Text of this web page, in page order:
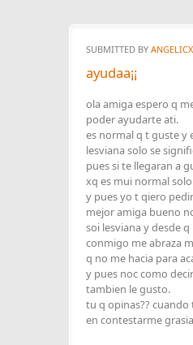
SUBMITTED BY ANGELICX
ayudaa¡¡
ola amiga espero q
poder ayudarte ati.
es normal q t guste y
lesviana solo se
pues si te llegaran a
xq es mui normal
y pues yo t qiero
mejor amiga bueno
soi lesviana y desde
conmigo me abraza
q no me hacia para
y pues noc como
tambien le gusto.
tu q opinas??
en contestarme